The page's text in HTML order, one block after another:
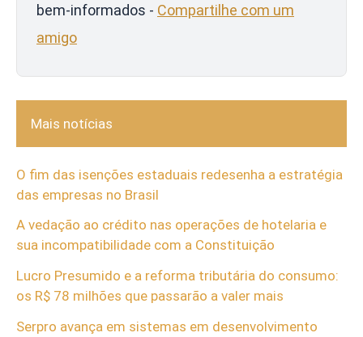
bem-informados - Compartilhe com um
amigo
Mais notícias
O fim das isenções estaduais redesenha a estratégia
das empresas no Brasil
A vedação ao crédito nas operações de hotelaria e
sua incompatibilidade com a Constituição
Lucro Presumido e a reforma tributária do consumo:
os R$ 78 milhões que passarão a valer mais
Serpro avança em sistemas em desenvolvimento